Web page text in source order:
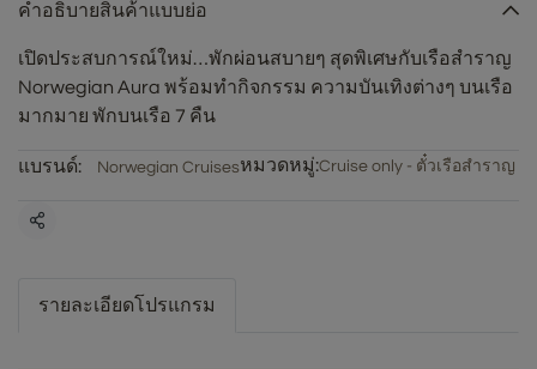
คำอธิบายสินค้าแบบย่อ
เปิดประสบการณ์ใหม่…พักผ่อนสบายๆ สุดพิเศษกับเรือสำราญ
Norwegian Aura พร้อมทำกิจกรรม ความบันเทิงต่างๆ บนเรือ
มากมาย พักบนเรือ 7 คืน
แบรนด์: Norwegian Cruisesหมวดหมู่:Cruise only - ตั๋วเรือสำราญ
แชร์
รายละเอียดโปรแกรม